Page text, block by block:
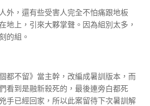
外，還有些受害人完全不怕痛跟地板
地上，引來大夥掌聲。因為組別太多，
的組。
都不留》當主幹，改編成暑訓版本，而
看到是融新殺死的，最後連旁白都死
手已經回家，所以此案留待下次暑訓解